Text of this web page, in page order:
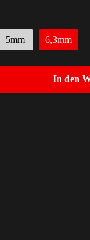
5mm 6,3mm
In den